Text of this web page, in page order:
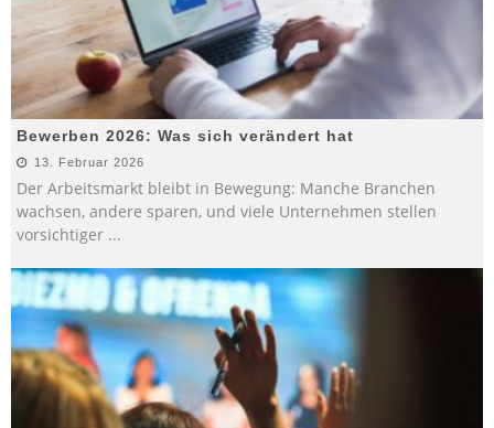
Bewerben 2026: Was sich verändert hat
13. Februar 2026
Der Arbeitsmarkt bleibt in Bewegung: Manche Branchen
wachsen, andere sparen, und viele Unternehmen stellen
vorsichtiger ...